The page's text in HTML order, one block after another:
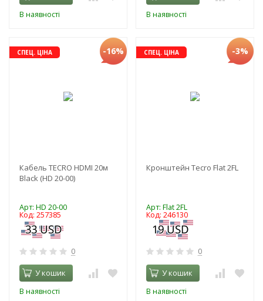
В наявності В наявності
СПЕЦ. ЦІНА -16%
Кабель TECRO HDMI 20м
Black (HD 20-00)
Арт: HD 20-00
Код: 257385
0
У кошик
В наявності
СПЕЦ. ЦІНА -3%
Кронштейн Tecro Flat 2FL
Арт: Flat 2FL
Код: 246130
0
У кошик
В наявності